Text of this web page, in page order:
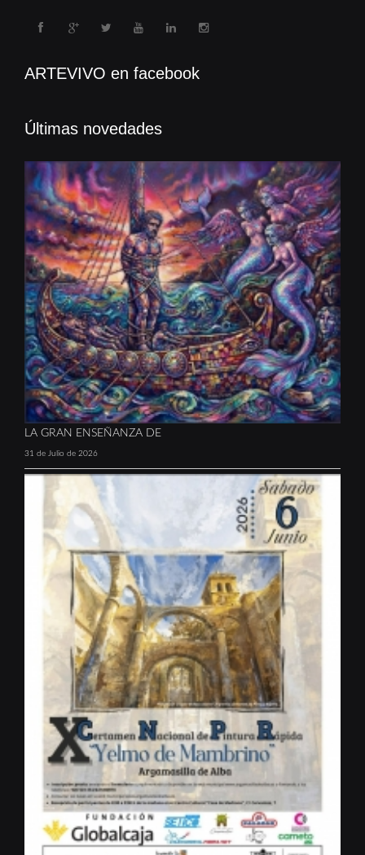
ARTEVIVO en facebook
Últimas novedades
LA GRAN ENSEÑANZA DE
31 de Julio de 2026